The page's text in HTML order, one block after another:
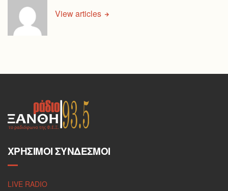
View articles
ΧΡΉΣΙΜΟΙ ΣΎΝΔΕΣΜΟΙ
LIVE RADIO